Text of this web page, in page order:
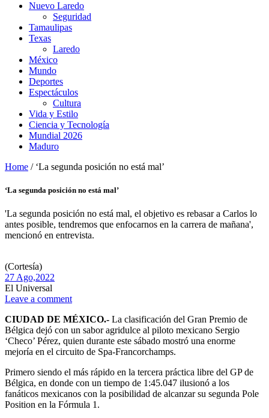
Nuevo Laredo
Seguridad
Tamaulipas
Texas
Laredo
México
Mundo
Deportes
Espectáculos
Cultura
Vida y Estilo
Ciencia y Tecnología
Mundial 2026
Maduro
Home / ‘La segunda posición no está mal’
‘La segunda posición no está mal’
'La segunda posición no está mal, el objetivo es rebasar a Carlos lo
antes posible, tendremos que enfocarnos en la carrera de mañana',
mencionó en entrevista.
(Cortesía)
27 Ago,2022
El Universal
Leave a comment
CIUDAD DE MÉXICO.- La clasificación del Gran Premio de
Bélgica dejó con un sabor agridulce al piloto mexicano Sergio
‘Checo’ Pérez, quien durante este sábado mostró una enorme
mejoría en el circuito de Spa-Francorchamps.
Primero siendo el más rápido en la tercera práctica libre del GP de
Bélgica, en donde con un tiempo de 1:45.047 ilusionó a los
fanáticos mexicanos con la posibilidad de alcanzar su segunda Pole
Position en la Fórmula 1.